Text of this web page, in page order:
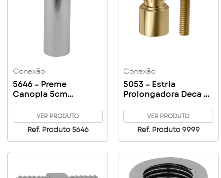
Conexão
5646 – Preme
Canopla 5cm
VER PRODUTO
Ref. Produto 5646
Conexão
5053 – Estria
Prolongadora Deca x
VER PRODUTO
Ref. Produto 9999